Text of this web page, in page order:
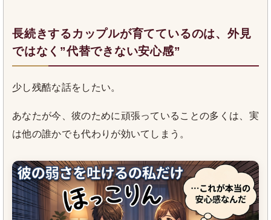
長続きするカップルが育てているのは、外見
ではなく”代替できない安心感”
少し残酷な話をしたい。
あなたが今、彼のために頑張っていることの多くは、実
は他の誰かでも代わりが効いてしまう。